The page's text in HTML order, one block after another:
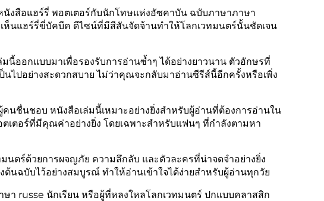
งสือแฮร์รี่ พอตเตอร์กับนักโทษแห่งอัซคาบัน ฉบับภาษาภาษา
ห็นแฮร์รี่ขี่บัคบีค ดีไซน์ที่มีสีสันจัดจ้านทำให้โลกเวทมนตร์นั้นชัดเจน
ออกแบบมาเพื่อรองรับการอ่านซ้ำๆ ได้อย่างยาวนาน ตัวอักษรที่
ไปอย่างสะดวกสบาย ไม่ว่าคุณจะกลับมาอ่านซีรีส์นี้อีกครั้งหรือเพิ่ง
ชื่นชอบ หนังสือเล่มนี้เหมาะอย่างยิ่งสำหรับผู้อ่านที่ต้องการอ่านใน
เตอร์ที่มีคุณค่าอย่างยิ่ง โดยเฉพาะสำหรับแฟนๆ ที่กำลังตามหา
นตร์ด้วยการผจญภัย ความลึกลับ และตัวละครที่น่าจดจำอย่างยิ่ง
นฉบับไว้อย่างสมบูรณ์ ทำให้อ่านเข้าใจได้ง่ายสำหรับผู้อ่านทุกวัย
า russe นักเรียน หรือผู้ที่หลงใหลโลกเวทมนตร์ ปกแบบคลาสสิก